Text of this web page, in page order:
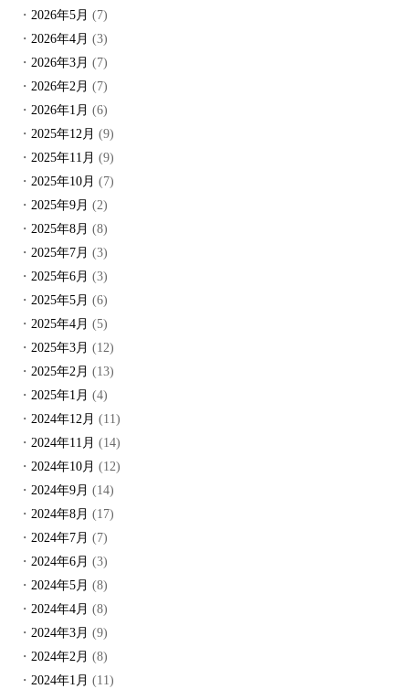
2026年5月 (7)
2026年4月 (3)
2026年3月 (7)
2026年2月 (7)
2026年1月 (6)
2025年12月 (9)
2025年11月 (9)
2025年10月 (7)
2025年9月 (2)
2025年8月 (8)
2025年7月 (3)
2025年6月 (3)
2025年5月 (6)
2025年4月 (5)
2025年3月 (12)
2025年2月 (13)
2025年1月 (4)
2024年12月 (11)
2024年11月 (14)
2024年10月 (12)
2024年9月 (14)
2024年8月 (17)
2024年7月 (7)
2024年6月 (3)
2024年5月 (8)
2024年4月 (8)
2024年3月 (9)
2024年2月 (8)
2024年1月 (11)